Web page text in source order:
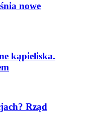
nowe
kąpieliska.
Rząd